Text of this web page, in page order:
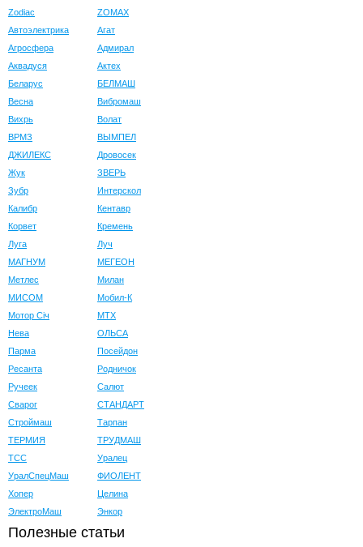
Zodiac
ZOMAX
Автоэлектрика
Агат
Агросфера
Адмирал
Аквадуся
Актех
Беларус
БЕЛМАШ
Весна
Вибромаш
Вихрь
Волат
ВРМЗ
ВЫМПЕЛ
ДЖИЛЕКС
Дровосек
Жук
ЗВЕРЬ
Зубр
Интерскол
Калибр
Кентавр
Корвет
Кремень
Луга
Луч
МАГНУМ
МЕГЕОН
Метлес
Милан
МИСОМ
Мобил-К
Мотор Сiч
МТХ
Нева
ОЛЬСА
Парма
Посейдон
Ресанта
Родничок
Ручеек
Салют
Сварог
СТАНДАРТ
Строймаш
Тарпан
ТЕРМИЯ
ТРУДМАШ
ТСС
Уралец
УралСпецМаш
ФИОЛЕНТ
Хопер
Целина
ЭлектроМаш
Энкор
Полезные статьи